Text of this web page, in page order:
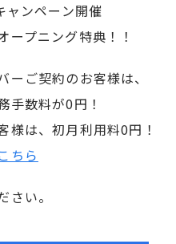
ャンペーン開催
ープニング特典！！
ご契約のお客様は、
手数料が0円！
様は、初月利用料0円！
ちら
さい。